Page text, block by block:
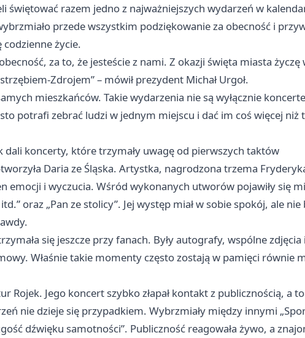
świętować razem jedno z najważniejszych wydarzeń w
przede wszystkim podziękowanie za obecność i
życie.
za to, że jesteście z nami. Z okazji święta miasta
Zdrojem” – mówił prezydent Michał Urgoł.
mieszkańców. Takie wydarzenia nie są wyłącznie
potrafi zebrać ludzi w jednym miejscu i dać im coś więcej niż
dali koncerty, które trzymały uwagę od pierwszych taktów
Daria ze Śląska. Artystka, nagrodzona trzema
emocji i wyczucia. Wśród wykonanych utworów pojawiły się
oraz „Pan ze stolicy”. Jej występ miał w sobie spokój, ale
się jeszcze przy fanach. Były autografy, wspólne
Właśnie takie momenty często zostają w pamięci równie
Rojek. Jego koncert szybko złapał kontakt z publicznością, a
nie dzieje się przypadkiem. Wybrzmiały między innymi
dźwięku samotności”. Publiczność reagowała żywo, a